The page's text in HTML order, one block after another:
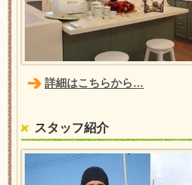
詳細はこちらから…
スタッフ紹介